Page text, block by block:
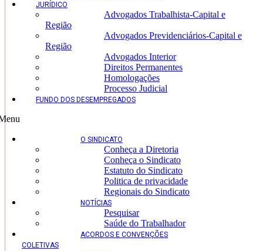
JURÍDICO
Advogados Trabalhista-Capital e
Região
Advogados Previdenciários-Capital e
Região
Advogados Interior
Direitos Permanentes
Homologações
Processo Judicial
FUNDO DOS DESEMPREGADOS
O SINDICATO
Conheça a Diretoria
Conheça o Sindicato
Estatuto do Sindicato
Politica de privacidade
Regionais do Sindicato
NOTÍCIAS
Pesquisar
Saúde do Trabalhador
ACORDOS E CONVENÇÕES
COLETIVAS